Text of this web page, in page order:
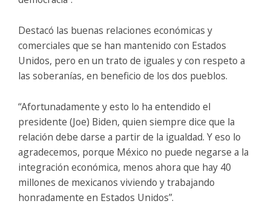
Destacó las buenas relaciones económicas y
comerciales que se han mantenido con Estados
Unidos, pero en un trato de iguales y con respeto a
las soberanías, en beneficio de los dos pueblos.
“Afortunadamente y esto lo ha entendido el
presidente (Joe) Biden, quien siempre dice que la
relación debe darse a partir de la igualdad. Y eso lo
agradecemos, porque México no puede negarse a la
integración económica, menos ahora que hay 40
millones de mexicanos viviendo y trabajando
honradamente en Estados Unidos”.